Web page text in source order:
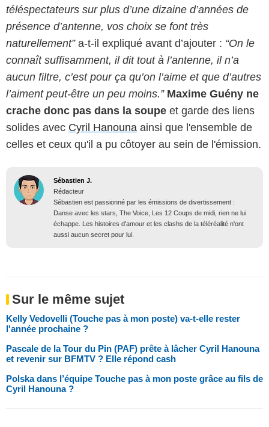
téléspectateurs sur plus d’une dizaine d’années de
présence d’antenne, vos choix se font très
naturellement”a-t-il expliqué avant d’ajouter : “On le
connaît suffisamment, il dit tout à l’antenne, il n’a
aucun filtre, c’est pour ça qu’on l’aime et que d’autres
l’aiment peut-être un peu moins.” Maxime Guény ne
crache donc pas dans la soupe et garde des liens
solides avec Cyril Hanouna ainsi que l'ensemble de
celles et ceux qu'il a pu côtoyer au sein de l'émission.
Sébastien J.
Rédacteur
Sébastien est passionné par les émissions de divertissement :
Danse avec les stars, The Voice, Les 12 Coups de midi, rien ne lui
échappe. Les histoires d'amour et les clashs de la téléréalité n'ont
aussi aucun secret pour lui.
Sur le même sujet
Kelly Vedovelli (Touche pas à mon poste) va-t-elle rester
l'année prochaine ?
Pascale de la Tour du Pin (PAF) prête à lâcher Cyril Hanouna
et revenir sur BFMTV ? Elle répond cash
Polska dans l’équipe Touche pas à mon poste grâce au fils de
Cyril Hanouna ?